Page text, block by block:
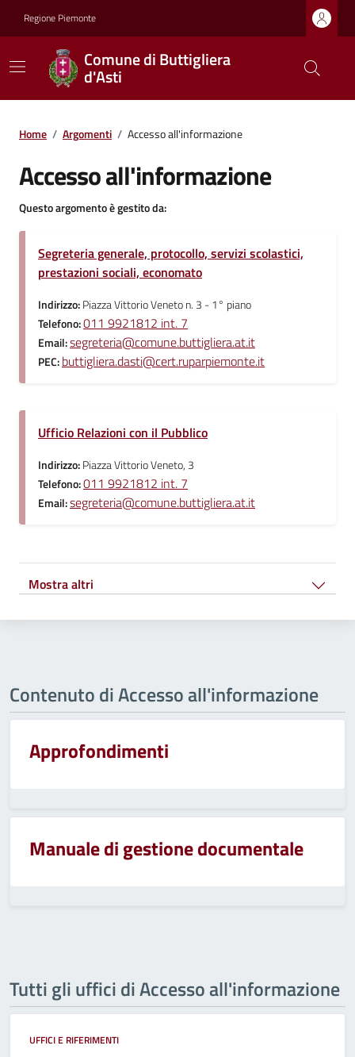
Regione Piemonte
Comune di Buttigliera
d'Asti
Home / Argomenti / Accesso all'informazione
Accesso all'informazione
Questo argomento è gestito da:
Segreteria generale, protocollo, servizi scolastici,
prestazioni sociali, economato
Indirizzo:Piazza Vittorio Veneto n. 3 - 1° piano
Telefono:011 9921812 int. 7
Email:segreteria@comune.buttigliera.at.it
PEC:buttigliera.dasti@cert.ruparpiemonte.it
Ufficio Relazioni con il Pubblico
Indirizzo:Piazza Vittorio Veneto, 3
Telefono:011 9921812 int. 7
Email:segreteria@comune.buttigliera.at.it
Mostra altri
Contenuto di Accesso all'informazione
Approfondimenti
Manuale di gestione documentale
Tutti gli uffici di Accesso all'informazione
UFFICI E RIFERIMENTI